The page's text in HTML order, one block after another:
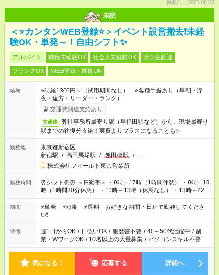
掲載日：2026.08.05
未読
＜⭐カンタンWEB登録⭐＞イベント設営撤去❗未経
験OK・単発～！自由シフト✨
アルバイト 職種未経験OK 社会人未経験OK
大学生歓迎
ブランクOK
WEB登録・面接OK
給与
⭐時給1300円～（試用期間なし） ⭐各種手当あり（早朝・深
夜・遠方・リーダー・ランク）
交通費別途支給あり
交通費
弊社事務所最寄り駅（早稲田駅など）から、現場最寄り
駅までの往復分支給！実費よりプラスになることも✨
勤務地
東京都新宿区
新宿駅 / 高田馬場駅 / 飯田橋駅 / …
株式会社フィールド東京営業所
勤務時間
⏰シフト例⏰ ＜日勤帯＞ ・9時～17時（1時間休憩） ・9時～19
時（1時間30分休憩） ・10時～13時（休憩なし） ・13時～22時
（1時間休憩） ＜夜勤帯＞ ・22時～午前2時（休憩なし） ・23
時～午前7時（1時間休憩） ・午前0時～6時（休憩なし） ※案件
や日程により変動があります。 ※なるべく希望シフトに合うよ
う調整しております。
期間
⚡単発 ⚡短期 ⚡長期 お好きな期間・日程で勤務してくださ
い❗
特徴 週1日からOK / 日払いOK / 履歴書不要 / 40～50代活躍中 / 副
業・WワークOK / 10名以上の大量募集 / パソコンスキル不要
気になる！ 応募する 詳細へ